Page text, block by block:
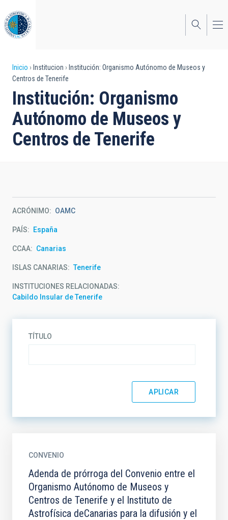
al
contenido
principal
Sobrescribir
enlaces
de
ayuda
a
Inicio Institucion
Institución: Organismo Autónomo de Museos y
Centros de Tenerife
Institución: Organismo
Autónomo de Museos y
Centros de Tenerife
ACRÓNIMO OAMC
PAÍS España
CCAA Canarias
ISLAS CANARIAS Tenerife
INSTITUCIONES RELACIONADAS
Cabildo Insular de Tenerife
TÍTULO
CONVENIO
Adenda de prórroga del Convenio entre el
Organismo Autónomo de Museos y
Centros de Tenerife y el Instituto de
Astrofísica deCanarias para la difusión y el